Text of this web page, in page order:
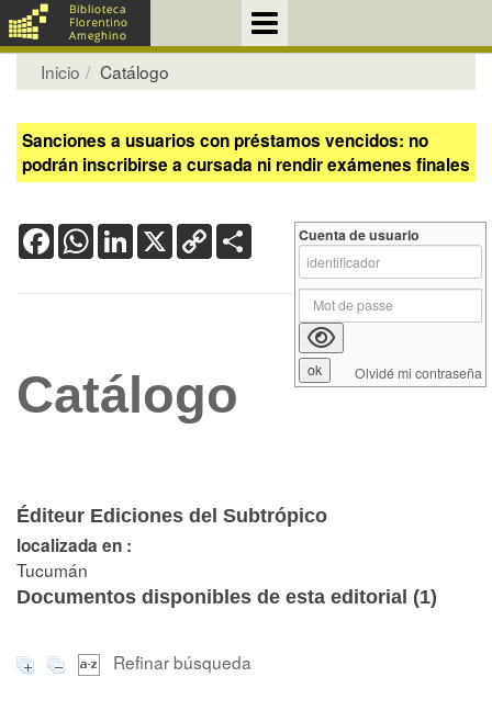
Inicio Catálogo
Sanciones a usuarios con préstamos vencidos: no
podrán inscribirse a cursada ni rendir exámenes finales
FacebookWhatsApp
LinkedIn
X Copy
Link
Catálogo
Éditeur Ediciones del Subtrópico
localizada en :
Tucumán
Documentos disponibles de esta editorial (1)
Refinar búsqueda
Cuenta de usuario
Olvidé mi contraseña